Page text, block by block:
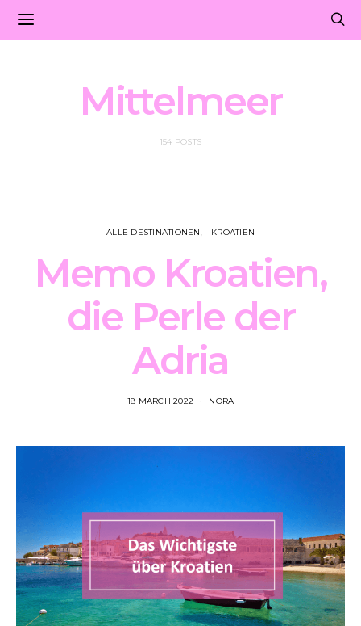
Mittelmeer
154 POSTS
ALLE DESTINATIONEN KROATIEN
Memo Kroatien,
die Perle der
Adria
18 MARCH 2022 NORA